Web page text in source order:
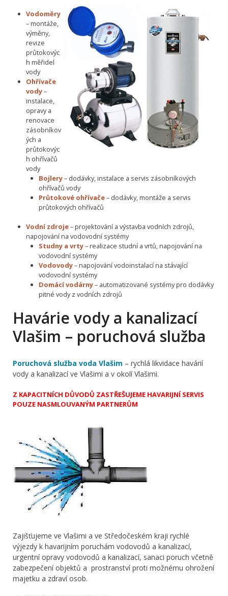
Vodoměry
– montáže,
výměny,
revize
průtokovýc
h měřidel
vody
Ohřívače
vody–
instalace,
opravy a
renovace
zásobníkov
ých a
průtokovýc
h ohřívačů
vody
Bojlery– dodávky, instalace a servis zásobníkových
ohřívačů vody
Průtokové ohřívače– dodávky, montáže a servis
průtokových ohřívačů
Vodní zdroje– projektování a výstavba vodních zdrojů,
napojování na vodovodní systémy
Studny a vrty– realizace studní a vrtů, napojování na
vodovodní systémy
Vodovody– napojování vodoinstalací na stávající
vodovodní systémy
Domácí vodárny– automatizované systémy pro dodávky
pitné vody z vodních zdrojů
Havárie vody a kanalizací
Vlašim – poruchová služba
Poruchová služba voda Vlašim – rychlá likvidace havárií
vody a kanalizací ve Vlašimi a v okolí Vlašimi.
Z KAPACITNÍCH DŮVODŮ ZASTŘEŠUJEME HAVARIJNÍ SERVIS
POUZE NASMLOUVANÝM PARTNERŮM
Zajišťujeme ve Vlašimi a ve Středočeském kraji rychlé
výjezdy k havarijním poruchám vodovodů a kanalizací,
urgentní opravy vodovodů a kanalizací, sanaci poruch včetně
zabezpečení objektů a prostranství proti možnému ohrožení
majetku a zdraví osob.